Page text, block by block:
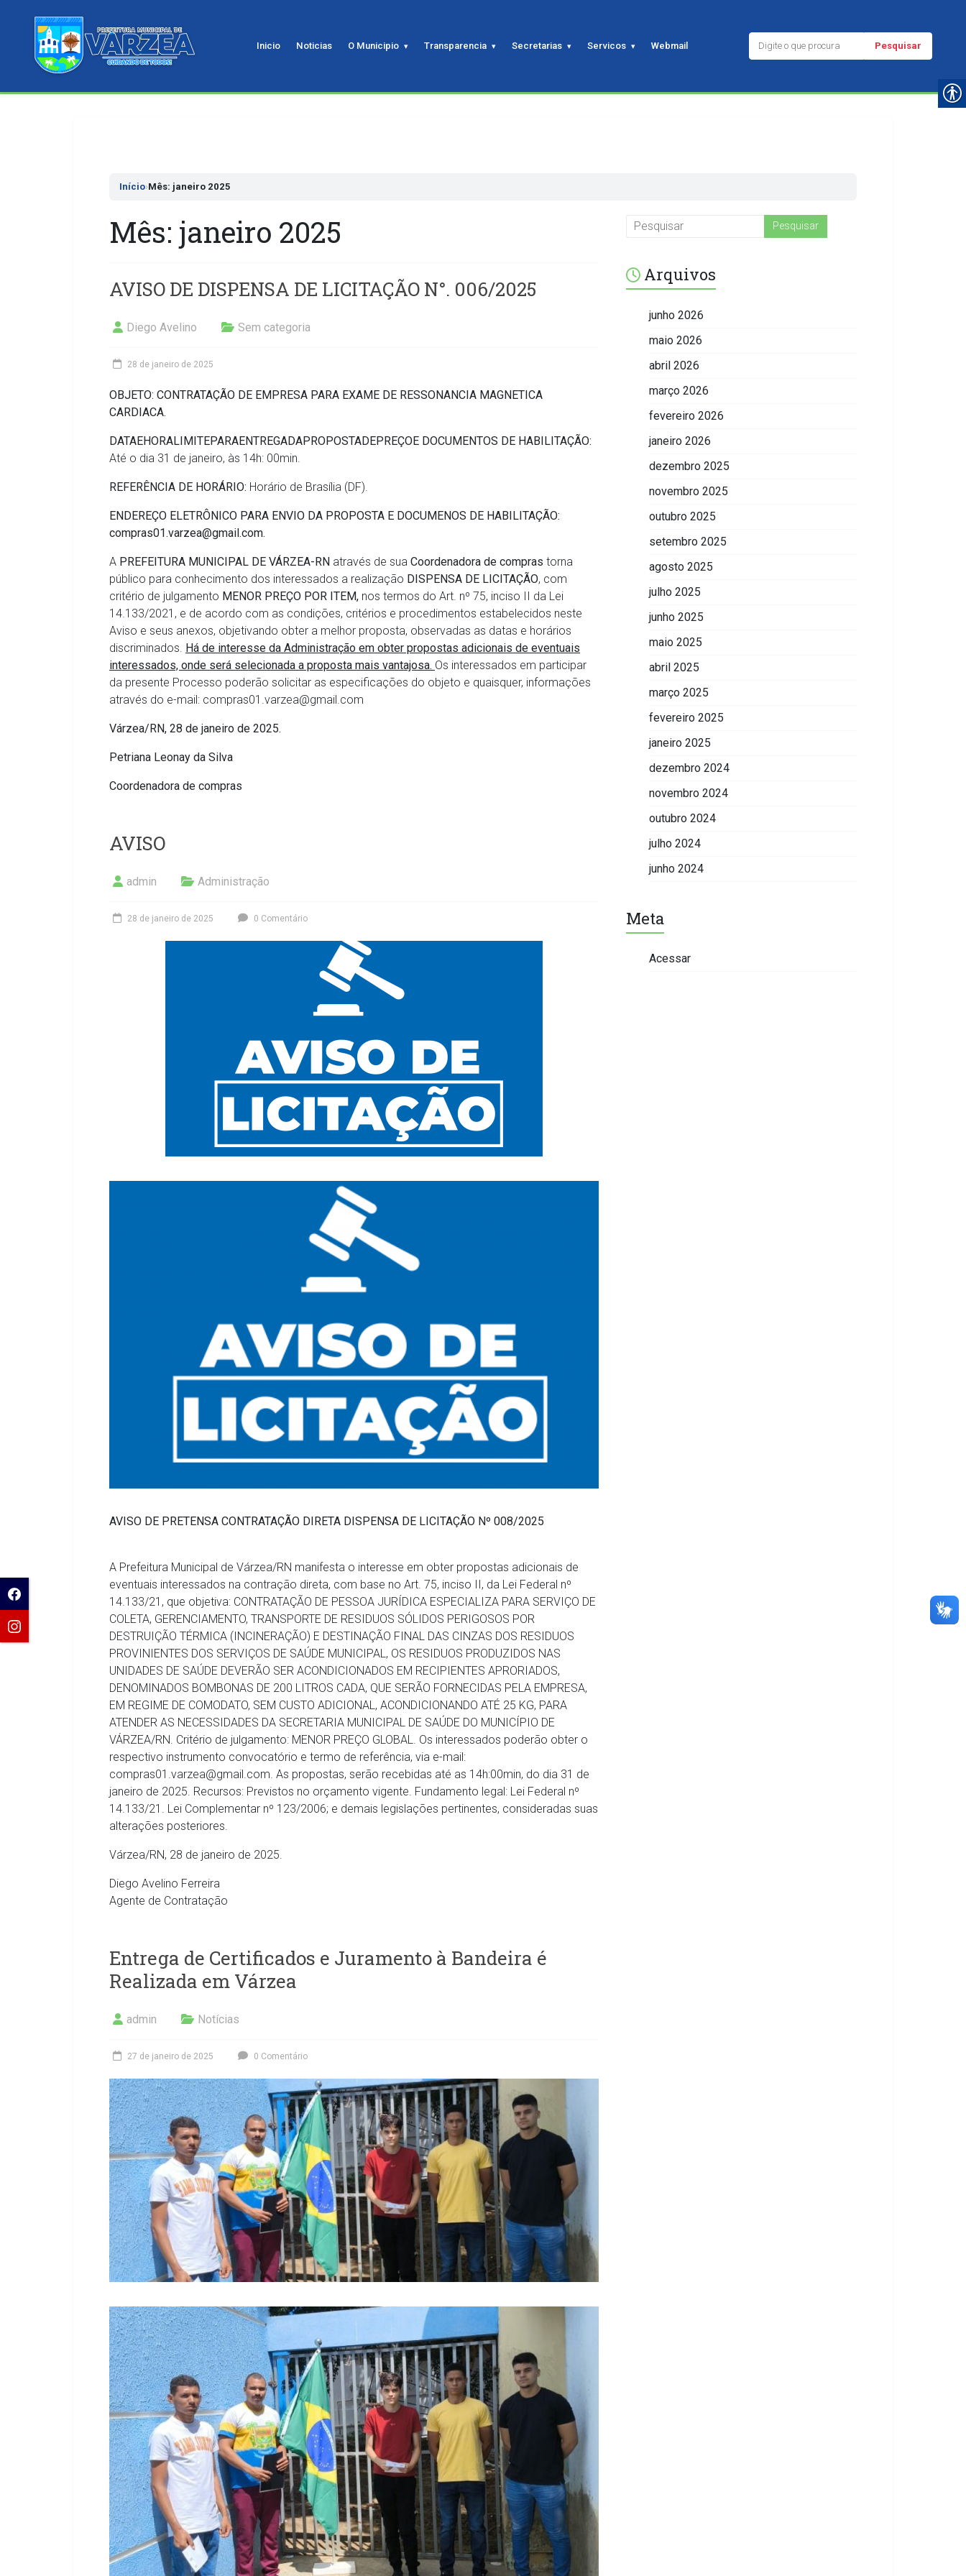
Inicio Noticias O Municipio Transparencia Secretarias Servicos Webmail Pesquisar
Início›Mês: janeiro 2025
Mês: janeiro 2025
AVISO DE DISPENSA DE LICITAÇÃO N°. 006/2025
Diego Avelino Sem categoria
28 de janeiro de 2025
OBJETO: CONTRATAÇÃO DE EMPRESA PARA EXAME DE RESSONANCIA MAGNETICA
CARDIACA.
DATAEHORALIMITEPARAENTREGADAPROPOSTADEPREÇOE DOCUMENTOS DE HABILITAÇÃO:
Até o dia 31 de janeiro, às 14h: 00min.
REFERÊNCIA DE HORÁRIO: Horário de Brasília (DF).
ENDEREÇO ELETRÔNICO PARA ENVIO DA PROPOSTA E DOCUMENOS DE HABILITAÇÃO:
compras01.varzea@gmail.com.
A PREFEITURA MUNICIPAL DE VÁRZEA-RN através de sua Coordenadora de compras torna
público para conhecimento dos interessados a realização DISPENSA DE LICITAÇÃO, com
critério de julgamento MENOR PREÇO POR ITEM, nos termos do Art. nº 75, inciso II da Lei
14.133/2021, e de acordo com as condições, critérios e procedimentos estabelecidos neste
Aviso e seus anexos, objetivando obter a melhor proposta, observadas as datas e horários
discriminados. Há de interesse da Administração em obter propostas adicionais de eventuais
interessados, onde será selecionada a proposta mais vantajosa. Os interessados em participar
da presente Processo poderão solicitar as especificações do objeto e quaisquer, informações
através do e-mail: compras01.varzea@gmail.com
Várzea/RN, 28 de janeiro de 2025.
Petriana Leonay da Silva
Coordenadora de compras
AVISO
admin Administração
28 de janeiro de 2025 0 Comentário
AVISO DE PRETENSA CONTRATAÇÃO DIRETA DISPENSA DE LICITAÇÃO Nº 008/2025
A Prefeitura Municipal de Várzea/RN manifesta o interesse em obter propostas adicionais de
eventuais interessados na contração direta, com base no Art. 75, inciso II, da Lei Federal nº
14.133/21, que objetiva: CONTRATAÇÃO DE PESSOA JURÍDICA ESPECIALIZA PARA SERVIÇO DE
COLETA, GERENCIAMENTO, TRANSPORTE DE RESIDUOS SÓLIDOS PERIGOSOS POR
DESTRUIÇÃO TÉRMICA (INCINERAÇÃO) E DESTINAÇÃO FINAL DAS CINZAS DOS RESIDUOS
PROVINIENTES DOS SERVIÇOS DE SAÚDE MUNICIPAL, OS RESIDUOS PRODUZIDOS NAS
UNIDADES DE SAÚDE DEVERÃO SER ACONDICIONADOS EM RECIPIENTES APRORIADOS,
DENOMINADOS BOMBONAS DE 200 LITROS CADA, QUE SERÃO FORNECIDAS PELA EMPRESA,
EM REGIME DE COMODATO, SEM CUSTO ADICIONAL, ACONDICIONANDO ATÉ 25 KG, PARA
ATENDER AS NECESSIDADES DA SECRETARIA MUNICIPAL DE SAÚDE DO MUNICÍPIO DE
VÁRZEA/RN. Critério de julgamento: MENOR PREÇO GLOBAL. Os interessados poderão obter o
respectivo instrumento convocatório e termo de referência, via e-mail:
compras01.varzea@gmail.com. As propostas, serão recebidas até as 14h:00min, do dia 31 de
janeiro de 2025. Recursos: Previstos no orçamento vigente. Fundamento legal: Lei Federal nº
14.133/21. Lei Complementar nº 123/2006; e demais legislações pertinentes, consideradas suas
alterações posteriores.
Várzea/RN, 28 de janeiro de 2025.
Diego Avelino Ferreira
Agente de Contratação
Entrega de Certificados e Juramento à Bandeira é
Realizada em Várzea
admin Notícias
27 de janeiro de 2025 0 Comentário
Arquivos
junho 2026
maio 2026
abril 2026
março 2026
fevereiro 2026
janeiro 2026
dezembro 2025
novembro 2025
outubro 2025
setembro 2025
agosto 2025
julho 2025
junho 2025
maio 2025
abril 2025
março 2025
fevereiro 2025
janeiro 2025
dezembro 2024
novembro 2024
outubro 2024
julho 2024
junho 2024
Meta
Acessar